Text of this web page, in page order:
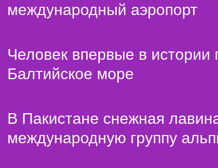
международный аэропорт
Человек впервые в истории
Балтийское море
В Пакистане снежная
международную группу